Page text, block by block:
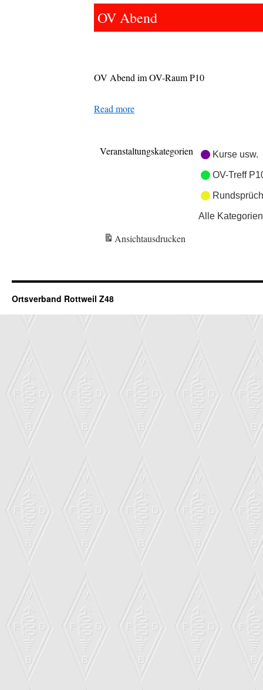
Abend
OV Abend
OV Abend im OV-Raum P10
Read more
Veranstaltungskategorien Kurse usw.
OV-Treff
Alle Kategorien
Ansichtausdrucken
Ortsverband Rottweil Z48